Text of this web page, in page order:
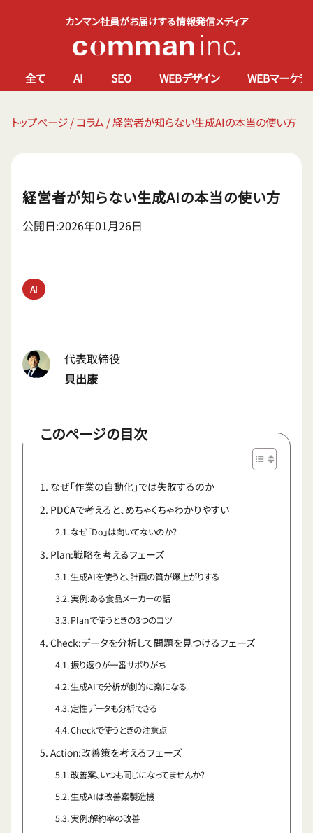
カンマン社員がお届けする情報発信メディア
全て AI SEO WEBデザイン WEBマーケテ
トップページ/コラム /経営者が知らない生成AIの本当の使い方
経営者が知らない生成AIの本当の使い方
公開日:2026年01月26日
AI
代表取締役
貝出康
このページの目次
なぜ「作業の自動化」では失敗するのか
PDCAで考えると、めちゃくちゃわかりやすい
なぜ「Do」は向いてないのか?
Plan:戦略を考えるフェーズ
生成AIを使うと、計画の質が爆上がりする
実例:ある食品メーカーの話
Planで使うときの3つのコツ
Check:データを分析して問題を見つけるフェーズ
振り返りが一番サボりがち
生成AIで分析が劇的に楽になる
定性データも分析できる
Checkで使うときの注意点
Action:改善策を考えるフェーズ
改善案、いつも同じになってませんか?
生成AIは改善案製造機
実例:解約率の改善